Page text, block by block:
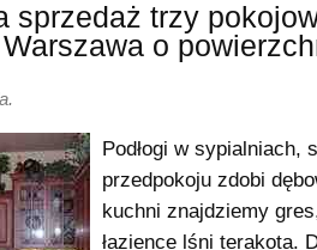
sprzedaż trzy
o
.
Podłogi w sypialniach,
przedpokoju zdobi
kuchni znajdziemy
łazience lśni terakota.